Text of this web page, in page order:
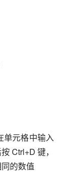
单元格中输入
Ctrl+D 键，
的数值